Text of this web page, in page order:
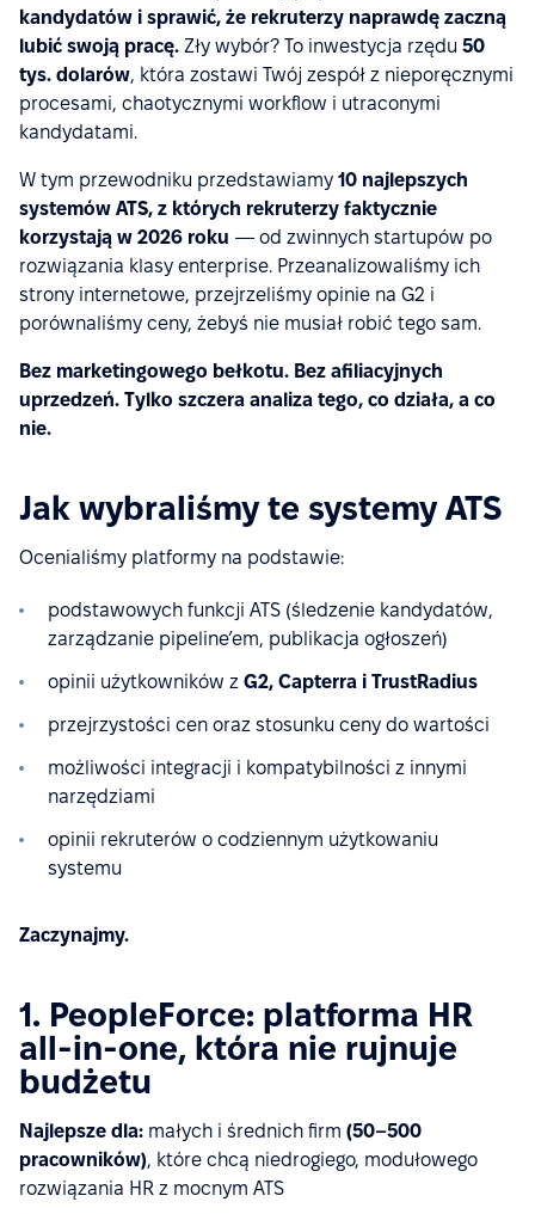
kandydatów i sprawić, że rekruterzy naprawdę zaczną
lubić swoją pracę. Zły wybór? To inwestycja rzędu 50
tys. dolarów, która zostawi Twój zespół z nieporęcznymi
procesami, chaotycznymi workflow i utraconymi
kandydatami.
W tym przewodniku przedstawiamy 10 najlepszych
systemów ATS, z których rekruterzy faktycznie
korzystają w 2026 roku — od zwinnych startupów po
rozwiązania klasy enterprise. Przeanalizowaliśmy ich
strony internetowe, przejrzeliśmy opinie na G2 i
porównaliśmy ceny, żebyś nie musiał robić tego sam.
Bez marketingowego bełkotu. Bez afiliacyjnych
uprzedzeń. Tylko szczera analiza tego, co działa, a co
nie.
Jak wybraliśmy te systemy ATS
Ocenialiśmy platformy na podstawie:
podstawowych funkcji ATS (śledzenie kandydatów,
zarządzanie pipeline’em, publikacja ogłoszeń)
opinii użytkowników z G2, Capterra i TrustRadius
przejrzystości cen oraz stosunku ceny do wartości
możliwości integracji i kompatybilności z innymi
narzędziami
opinii rekruterów o codziennym użytkowaniu
systemu
Zaczynajmy.
1. PeopleForce: platforma HR
all-in-one, która nie rujnuje
budżetu
Najlepsze dla: małych i średnich firm (50–500
pracowników), które chcą niedrogiego, modułowego
rozwiązania HR z mocnym ATS